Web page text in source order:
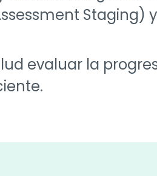
Staging)
evaluar la